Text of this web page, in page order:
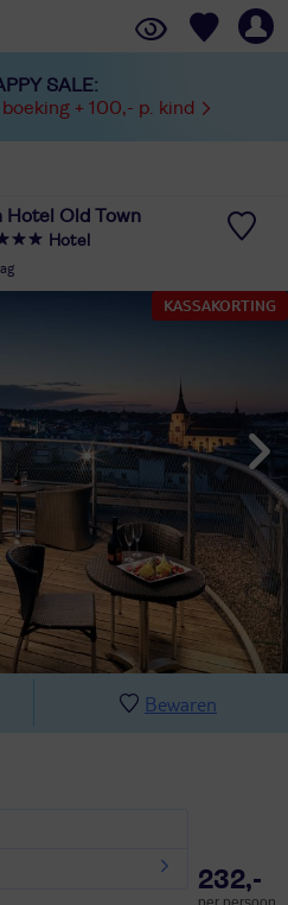
SALE:
+ 100,- p. kind
Hotel Old Town
Hotel
KASSAKORTING
Bewaren
232,-